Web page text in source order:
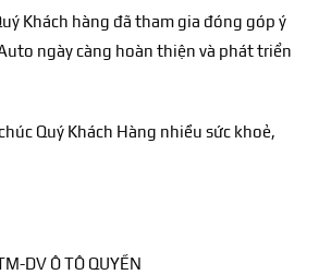
Khách hàng đã tham gia đóng góp ý
ngày càng hoàn thiện và phát triển
Quý Khách Hàng nhiều sức khoẻ,
DV Ô TÔ QUYỀN